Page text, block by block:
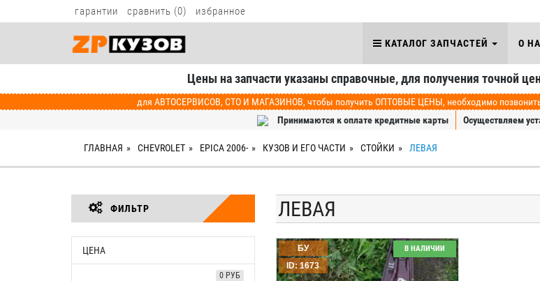
гарантии сравнить (0) избранное
КАТАЛОГ ЗАПЧАСТЕЙ О
Цены на запчасти указаны справочные, для получения точной
для АВТОСЕРВИСОВ, СТО И МАГАЗИНОВ, чтобы получить ОПТОВЫЕ ЦЕНЫ, необходимо позвонить
Принимаются к оплате кредитные карты
Осуществляем
ГЛАВНАЯ CHEVROLET EPICA 2006- КУЗОВ И ЕГО ЧАСТИ СТОЙКИ ЛЕВАЯ
ФИЛЬТР
ЦЕНА
0 РУБ
ЛЕВАЯ
ID: 1673
БУ В НАЛИЧИИ